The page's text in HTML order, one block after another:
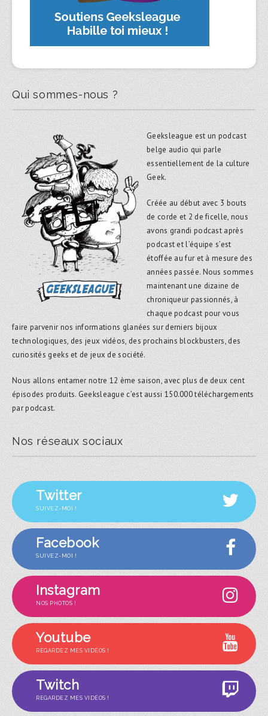
Qui sommes-nous ?
Geeksleague est un podcast
belge audio qui parle
essentiellement de la culture
Geek.
Créée au début avec 3 bouts
de corde et 2 de ficelle, nous
avons grandi podcast après
podcast et l’équipe s’est
étoffée au fur et à mesure des
années passée. Nous sommes
maintenant une dizaine de
chroniqueur passionnés, à
chaque podcast pour vous
faire parvenir nos informations glanées sur derniers bijoux
technologiques, des jeux vidéos, des prochains blockbusters, des
curiosités geeks et de jeux de société.
Nous allons entamer notre 12 ème saison, avec plus de deux cent
épisodes produits. Geeksleague c’est aussi 150.000 téléchargements
par podcast.
Nos réseaux sociaux
Twitter
SUIVEZ-MOI !
Facebook
SUIVEZ-MOI !
Instagram
NOS PHOTOS !
Youtube
REGARDEZ MES VIDÉOS !
Twitch
REGARDEZ MES VIDÉOS !